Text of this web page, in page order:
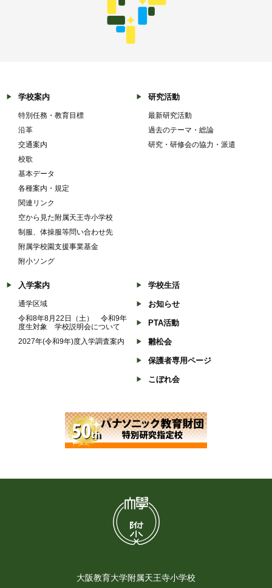
学校案内
特別任務・教育目標
沿革
交通案内
校歌
基本データ
各種案内・規定
関連リンク
空から見た附属天王寺小学校
制服、体操服等問い合わせ先
附属学校園支援事業基金
附小ソング
研究活動
最新研究活動
過去のテーマ・総論
研究・研修会の協力・派遣
入学案内
通学区域
令和8年8月22日（土） 令和9年
度生対象 学校説明会について
2027年(令和9年)度入学調査案内
学校生活
お知らせ
PTA活動
雛松会
保護者専用ページ
こぼれ会
大阪教育大学附属天王寺小学校